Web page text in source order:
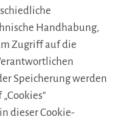
Handhabung,
Zugriff auf die
Speicherung werden
dieser Cookie-